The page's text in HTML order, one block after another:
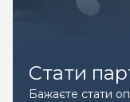
Стати
Бажаєте стати